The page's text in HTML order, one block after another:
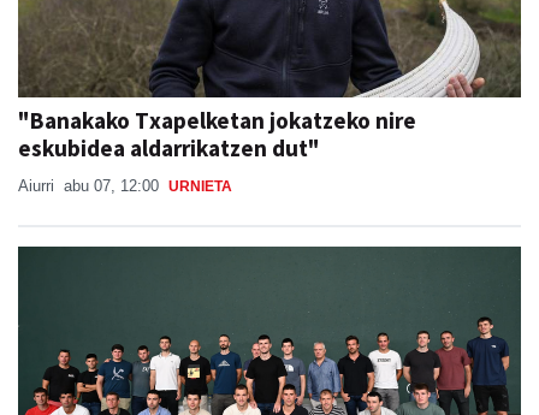
"Banakako Txapelketan jokatzeko nire
eskubidea aldarrikatzen dut"
Aiurri abu 07, 12:00 URNIETA